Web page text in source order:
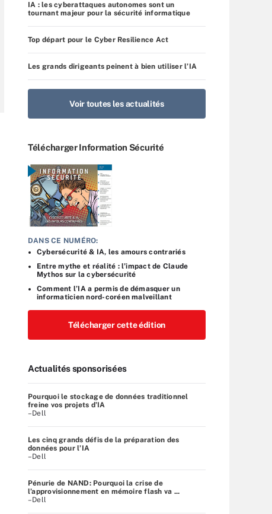
IA : les cyberattaques autonomes sont un
tournant majeur pour la sécurité informatique
Top départ pour le Cyber Resilience Act
Les grands dirigeants peinent à bien utiliser l’IA
Voir toutes les actualités
Télécharger Information Sécurité
DANS CE NUMÉRO:
Cybersécurité & IA, les amours contrariés
Entre mythe et réalité : l’impact de Claude
Mythos sur la cybersécurité
Comment l’IA a permis de démasquer un
informaticien nord-coréen malveillant
Télécharger cette édition
Actualités sponsorisées
Pourquoi le stockage de données traditionnel
freine vos projets d’IA
–Dell
Les cinq grands défis de la préparation des
données pour l’IA
–Dell
Pénurie de NAND: Pourquoi la crise de
l’approvisionnement en mémoire flash va ...
–Dell